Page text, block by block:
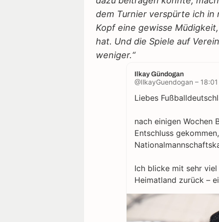
dem Turnier verspürte ich in
Kopf eine gewisse
hat. Und die Spiele auf
weniger.“
Ilkay Gündogan
@IlkayGuendogan – 18:01
Liebes
nach einigen Wochen
Entschluss
Ich blicke mit sehr
Heimatland zurück –